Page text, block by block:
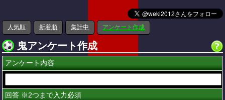
人気順 新着順 集計中 アンケート作成
鬼アンケート作成
アンケート内容
回答 ※2つまで入力必須